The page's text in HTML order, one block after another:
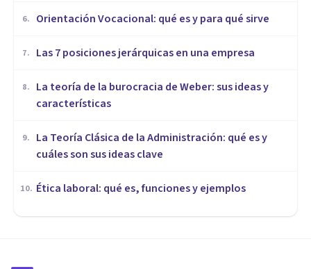
6. Orientación Vocacional: qué es y para qué sirve
7. Las 7 posiciones jerárquicas en una empresa
8.
La teoría de la burocracia de Weber: sus ideas y
características
9.
La Teoría Clásica de la Administración: qué es y
cuáles son sus ideas clave
10. Ética laboral: qué es, funciones y ejemplos